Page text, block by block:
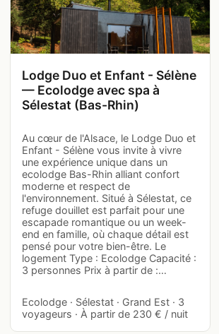
Lodge Duo et Enfant - Sélène
— Ecolodge avec spa à
Sélestat (Bas-Rhin)
Au cœur de l'Alsace, le Lodge Duo et
Enfant - Sélène vous invite à vivre
une expérience unique dans un
ecolodge Bas-Rhin alliant confort
moderne et respect de
l'environnement. Situé à Sélestat, ce
refuge douillet est parfait pour une
escapade romantique ou un week-
end en famille, où chaque détail est
pensé pour votre bien-être. Le
logement Type : Ecolodge Capacité :
3 personnes Prix à partir de :…
Ecolodge · Sélestat · Grand Est · 3
voyageurs · À partir de 230 € / nuit